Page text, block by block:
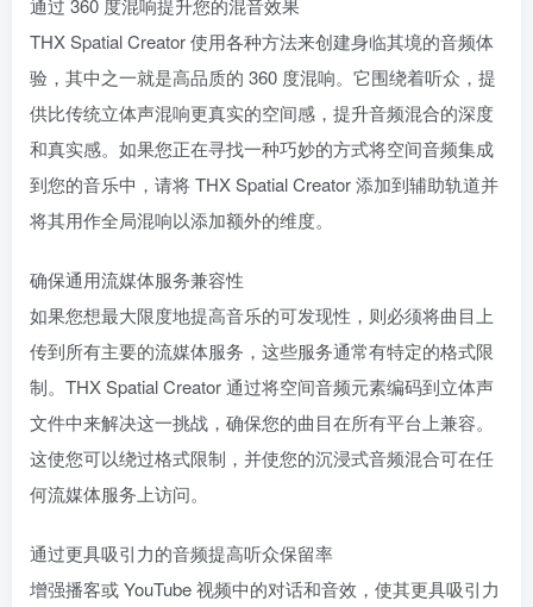
通过 360 度混响提升您的混音效果
THX Spatial Creator 使用各种方法来创建身临其境的音频体
验，其中之一就是高品质的 360 度混响。它围绕着听众，提
供比传统立体声混响更真实的空间感，提升音频混合的深度
和真实感。如果您正在寻找一种巧妙的方式将空间音频集成
到您的音乐中，请将 THX Spatial Creator 添加到辅助轨道并
将其用作全局混响以添加额外的维度。
确保通用流媒体服务兼容性
如果您想最大限度地提高音乐的可发现性，则必须将曲目上
传到所有主要的流媒体服务，这些服务通常有特定的格式限
制。THX Spatial Creator 通过将空间音频元素编码到立体声
文件中来解决这一挑战，确保您的曲目在所有平台上兼容。
这使您可以绕过格式限制，并使您的沉浸式音频混合可在任
何流媒体服务上访问。
通过更具吸引力的音频提高听众保留率
增强播客或 YouTube 视频中的对话和音效，使其更具吸引力